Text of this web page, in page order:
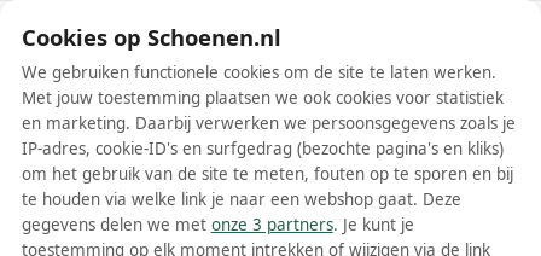
Schoenen.nl
Wis filters Alle filters
Inuovo dames laarzen
Cookies op Schoenen.nl
We gebruiken functionele cookies om de site te laten werken.
Met jouw toestemming plaatsen we ook cookies voor statistiek
en marketing. Daarbij verwerken we persoonsgegevens zoals je
IP-adres, cookie-ID's en surfgedrag (bezochte pagina's en kliks)
om het gebruik van de site te meten, fouten op te sporen en bij
te houden via welke link je naar een webshop gaat. Deze
gegevens delen we met onze 3 partners. Je kunt je
toestemming op elk moment intrekken of wijzigen via de link